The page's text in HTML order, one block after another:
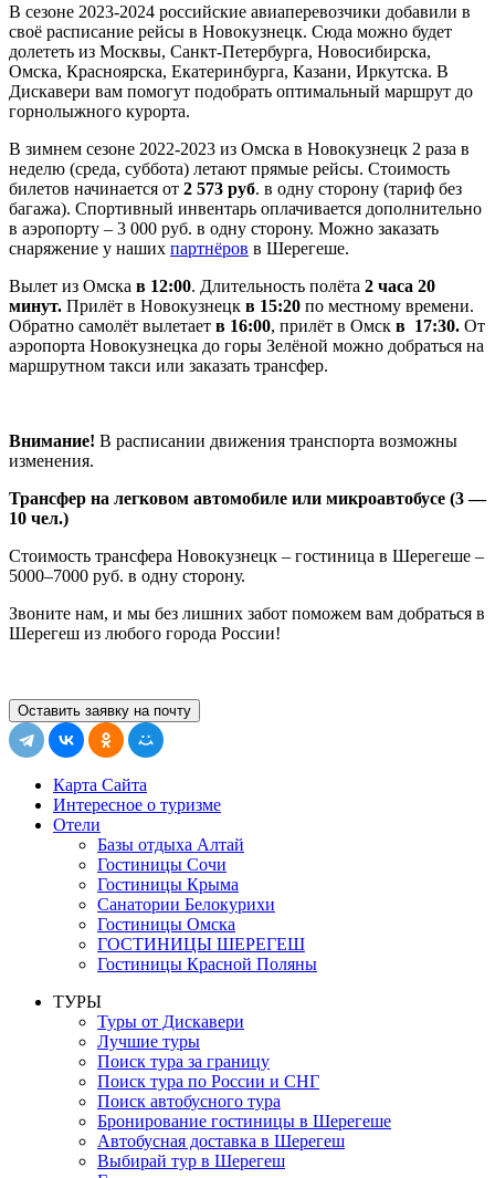
В сезоне 2023-2024 российские авиаперевозчики добавили в
своё расписание рейсы в Новокузнецк. Сюда можно будет
долететь из Москвы, Санкт-Петербурга, Новосибирска,
Омска, Красноярска, Екатеринбурга, Казани, Иркутска. В
Дискавери вам помогут подобрать оптимальный маршрут до
горнолыжного курорта.
В зимнем сезоне 2022-2023 из Омска в Новокузнецк 2 раза в
неделю (среда, суббота) летают прямые рейсы. Стоимость
билетов начинается от 2 573 руб. в одну сторону (тариф без
багажа). Спортивный инвентарь оплачивается дополнительно
в аэропорту – 3 000 руб. в одну сторону. Можно заказать
снаряжение у наших партнёров в Шерегеше.
Вылет из Омска в 12:00. Длительность полёта 2 часа 20
минут. Прилёт в Новокузнецк в 15:20 по местному времени.
Обратно самолёт вылетает в 16:00, прилёт в Омск в 17:30. От
аэропорта Новокузнецка до горы Зелёной можно добраться на
маршрутном такси или заказать трансфер.
Внимание! В расписании движения транспорта возможны
изменения.
Трансфер на легковом автомобиле или микроавтобусе (3 —
10 чел.)
Стоимость трансфера Новокузнецк – гостиница в Шерегеше –
5000–7000 руб. в одну сторону.
Звоните нам, и мы без лишних забот поможем вам добраться в
Шерегеш из любого города России!
Оставить заявку на почту
Карта Сайта
Интересное о туризме
Отели
Базы отдыха Алтай
Гостиницы Сочи
Гостиницы Крыма
Санатории Белокурихи
Гостиницы Омска
ГОСТИНИЦЫ ШЕРЕГЕШ
Гостиницы Красной Поляны
ТУРЫ
Туры от Дискавери
Лучшие туры
Поиск тура за границу
Поиск тура по России и СНГ
Поиск автобусного тура
Бронирование гостиницы в Шерегеше
Автобусная доставка в Шерегеш
Выбирай тур в Шерегеш